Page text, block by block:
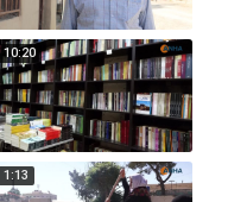
10:20
1:13